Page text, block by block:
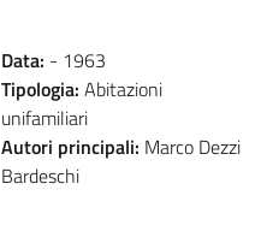
Data: - 1963
Tipologia: Abitazioni
unifamiliari
Autori principali:
Bardeschi